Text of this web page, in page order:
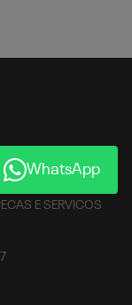
E SERVICOS
WhatsApp